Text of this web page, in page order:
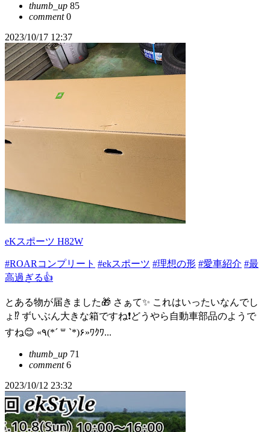
thumb_up 85
comment0
2023/10/17 12:37
eKスポーツ H82W
#ROARコンプリート #ekスポーツ #理想の形 #愛車紹介 #最
高過ぎる👍
とある物が届きました🎁 さぁて✨ これはいったいなんでし
ょ⁉️ ずいぶん大きな箱ですね❗どうやら自動車部品のようで
すね😊 «٩(*´ ꒳ `*)۶»ﾜｸﾜ...
thumb_up 71
comment6
2023/10/12 23:32